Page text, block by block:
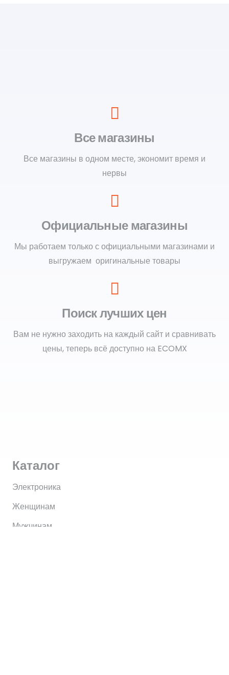
Все магазины
Все магазины в одном месте, экономит время и
нервы
Официальные магазины
Мы работаем только с официальными магазинами и
выгружаем оригинальные товары
Поиск лучших цен
Вам не нужно заходить на каждый сайт и сравнивать
цены, теперь всё доступно на ECOMX
Каталог
Электроника
Женщинам
Мужчинам